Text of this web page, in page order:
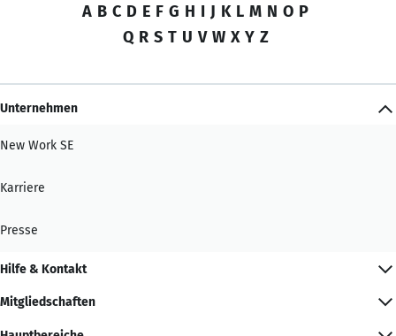
A B C D E F G H I J K L M N O P
Q R S T U V W X Y Z
Unternehmen
New Work SE
Karriere
Presse
Hilfe & Kontakt
Mitgliedschaften